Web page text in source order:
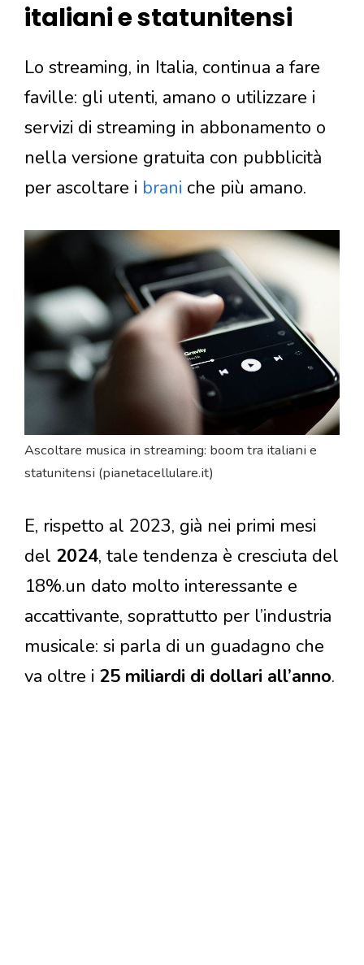
italiani e statunitensi
Lo streaming, in Italia, continua a fare
faville: gli utenti, amano o utilizzare i
servizi di streaming in abbonamento o
nella versione gratuita con pubblicità
per ascoltare i brani che più amano.
Ascoltare musica in streaming: boom tra italiani e
statunitensi (pianetacellulare.it)
E, rispetto al 2023, già nei primi mesi
del 2024, tale tendenza è cresciuta del
18%.un dato molto interessante e
accattivante, soprattutto per l’industria
musicale: si parla di un guadagno che
va oltre i 25 miliardi di dollari all’anno.